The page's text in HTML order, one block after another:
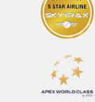
佐賀発
1記録あたり
60,000